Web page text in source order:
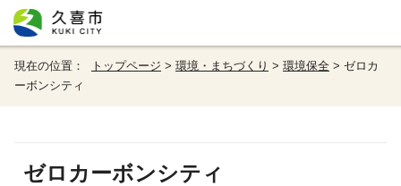
現在の位置： トップページ > 環境・まちづくり > 環境保全 > ゼロカ
ーボンシティ
ゼロカーボンシティ